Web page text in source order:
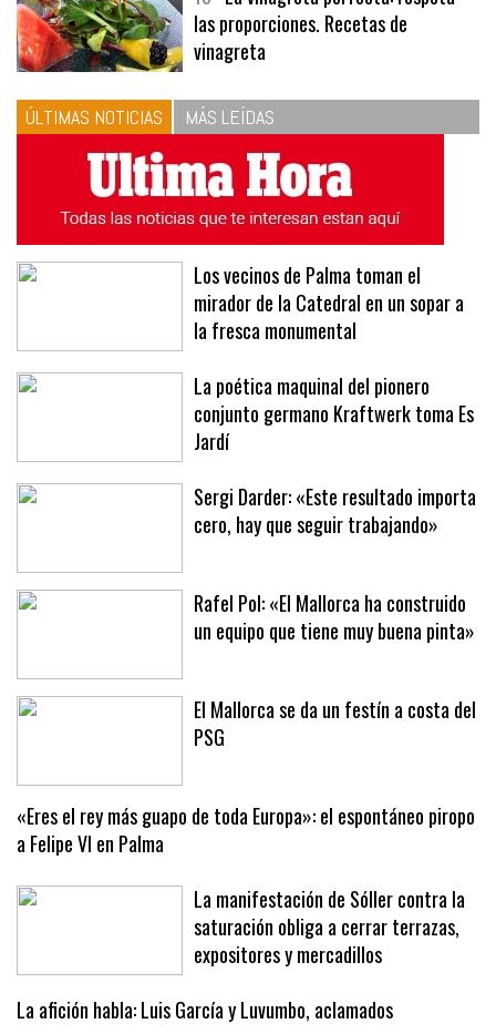
10La vinagreta perfecta: respeta
las proporciones. Recetas de
vinagreta
ÚLTIMAS NOTICIAS MÁS LEÍDAS
Los vecinos de Palma toman el
mirador de la Catedral en un sopar a
la fresca monumental
La poética maquinal del pionero
conjunto germano Kraftwerk toma Es
Jardí
Sergi Darder: «Este resultado importa
Rafel Pol: «El Mallorca ha construido
El Mallorca se da un festín a costa del
«Eres el rey más guapo de toda Europa»: el espontáneo piropo
a Felipe VI en Palma
La manifestación de Sóller contra la
saturación obliga a cerrar terrazas,
expositores y mercadillos